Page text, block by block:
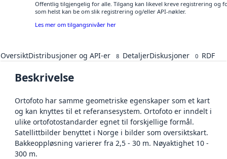
Offentlig tilgjengelig for alle. Tilgang kan likevel kreve registrering og
som helst kan be om slik registrering og/eller API-nøkler.
Les mer om tilgangsnivåer her
OversiktDistribusjoner og API-er 8 DetaljerDiskusjoner 0 RDF
Beskrivelse
Ortofoto har samme geometriske egenskaper som et kart
og kan knyttes til et referansesystem. Ortofoto er inndelt i
ulike ortofotostandarder egnet til forskjellige formål.
Satellittbilder benyttet i Norge i bilder som oversiktskart.
Bakkeoppløsning varierer fra 2,5 - 30 m. Nøyaktighet 10 -
300 m.